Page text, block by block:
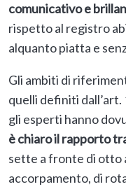
comunicativo e
rispetto al registro
alquanto piatta e
Gli ambiti di
quelli definiti
gli esperti hanno
è chiaro il rapporto
sette a fronte di otto
accorpamento, di